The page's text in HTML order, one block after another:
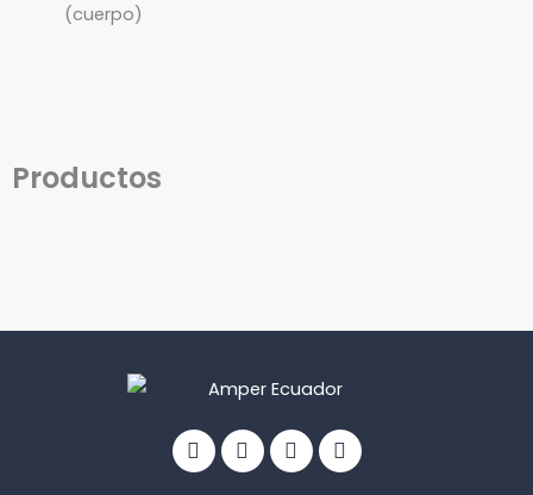
(cuerpo)
Productos
circle